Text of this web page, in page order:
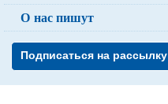
О нас пишут
Подписаться на рассылку